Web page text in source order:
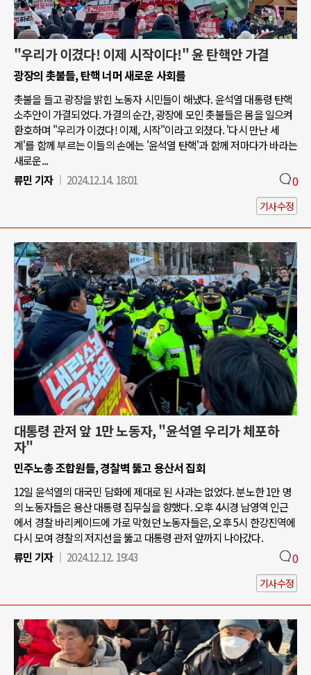
"우리가 이겼다! 이제 시작이다!" 윤 탄핵안 가결
광장의 촛불들, 탄핵 너머 새로운 사회를
촛불을 들고 광장을 밝힌 노동자 시민들이 해냈다. 윤석열 대통령 탄핵
소추안이 가결되었다. 가결의 순간, 광장에 모인 촛불들은 몸을 일으켜
환호하며 "우리가 이겼다! 이제, 시작"이라고 외쳤다. '다시 만난 세
계'를 함께 부르는 이들의 손에는 '윤석열 탄핵'과 함께 저마다가 바라는
새로운...
류민 기자
2024.12.14. 18:01 0
기사수정
대통령 관저 앞 1만 노동자, "윤석열 우리가 체포하
자"
민주노총 조합원들, 경찰벽 뚫고 용산서 집회
12일 윤석열의 대국민 담화에 제대로 된 사과는 없었다. 분노한 1만 명
의 노동자들은 용산 대통령 집무실을 향했다. 오후 4시경 남영역 인근
에서 경찰 바리케이드에 가로 막혔던 노동자들은, 오후 5시 한강진역에
다시 모여 경찰의 저지선을 뚫고 대통령 관저 앞까지 나아갔다.
류민 기자
2024.12.12. 19:43 0
기사수정